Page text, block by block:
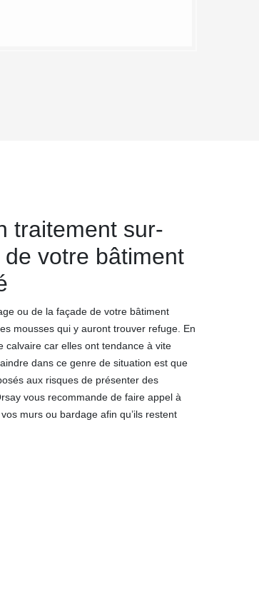
traitement sur-
votre bâtiment
ou de la façade de votre bâtiment
mousses qui y auront trouver refuge. En
calvaire car elles ont tendance à vite
dans ce genre de situation est que
aux risques de présenter des
vous recommande de faire appel à
murs ou bardage afin qu’ils restent